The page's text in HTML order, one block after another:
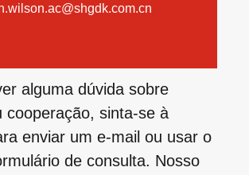
alguma dúvida sobre
cooperação, sinta-se à
enviar um e-mail ou usar o
de consulta. Nosso